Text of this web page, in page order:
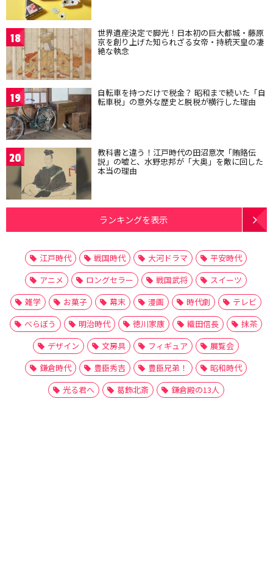
18 世界遺産決定で脚光！日本初の巨大都城・藤原
京を創り上げた知られざる女帝・持統天皇の凄
絶な執念
19 自転車を持つだけで税金？ 昭和まで続いた「自
転車税」の意外な歴史と脱税が横行した理由
20 教科書と違う！江戸時代の田沼意次「賄賂伝
説」の嘘と、水野忠邦が「大奥」を敵に回した
本当の理由
ランキングを表示
江戸時代 戦国時代 大河ドラマ
平安時代
アニメ
ロングセラー 戦国武将
スイーツ
雑学
お菓子 幕末 漫画 時代劇
テレビ
べらぼう
明治時代 徳川家康 織田信長
抹茶
デザイン
文房具 フィギュア
展覧会
鎌倉時代
豊臣秀吉 豊臣兄弟！
昭和時代
光る君へ
葛飾北斎 鎌倉殿の13人